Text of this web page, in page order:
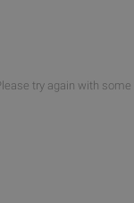
try again with